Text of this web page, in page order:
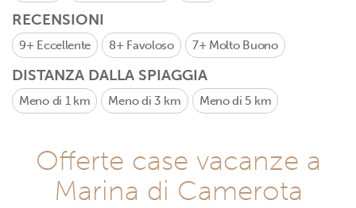
RECENSIONI
9+ Eccellente 8+ Favoloso 7+ Molto Buono
DISTANZA DALLA SPIAGGIA
Meno di 1 km Meno di 3 km Meno di 5 km
Offerte case vacanze a
Marina di Camerota